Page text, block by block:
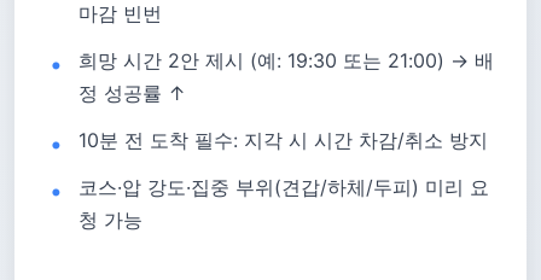
마감 빈번
희망 시간 2안 제시 (예: 19:30 또는 21:00) → 배
정 성공률 ↑
10분 전 도착 필수: 지각 시 시간 차감/취소 방지
코스·압 강도·집중 부위(견갑/하체/두피) 미리 요
청 가능